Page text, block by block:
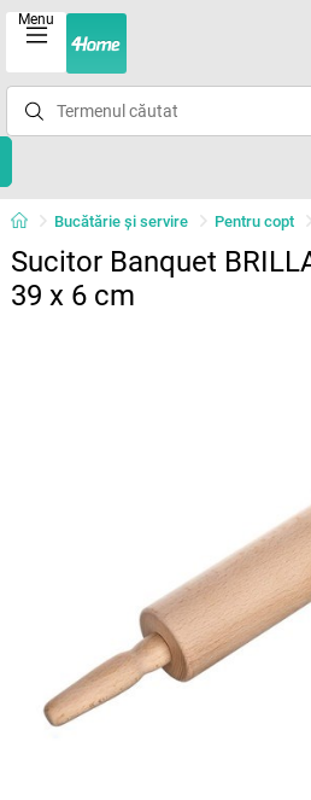
Menu
Bucătărie și servire Pentru copt
Sucitor Banquet
39 x 6 cm